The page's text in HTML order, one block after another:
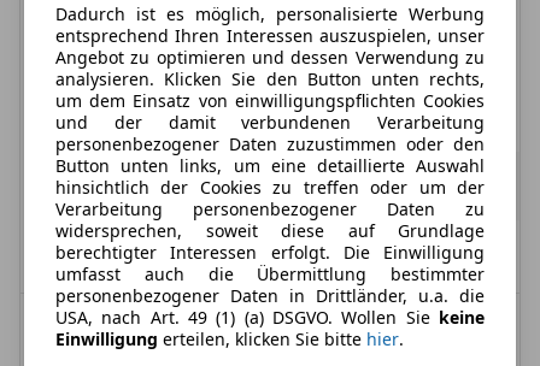
Toyota RAV 4
2.5 Hybrid 4x4 Teamplayer Neues Modell 2026
Treibstoff
Mild-/Vollhybrid (Benzin)
Leistung
194 PS
Zustand
Neu
ab484,00 € 406,72 € exkl. MwSt.
48 Monate| 10.000 km / Jahr(anpassbar)
vsl. Januar 2027 Inklusive: Zulassung
Kombinierter Kraftstoffverbrauch: 5,3 l/100 km;
Kombinierte CO2-Emission: 121,0 g/km; CO2-Klasse: D
Dadurch ist es möglich, personalisierte Werbung
entsprechend Ihren Interessen auszuspielen, unser
Angebot zu optimieren und dessen Verwendung zu
analysieren. Klicken Sie den Button unten rechts,
um dem Einsatz von einwilligungspflichten Cookies
und der damit verbundenen Verarbeitung
personenbezogener Daten zuzustimmen oder den
Button unten links, um eine detaillierte Auswahl
hinsichtlich der Cookies zu treffen oder um der
Verarbeitung personenbezogener Daten zu
widersprechen, soweit diese auf Grundlage
berechtigter Interessen erfolgt. Die Einwilligung
umfasst auch die Übermittlung bestimmter
personenbezogener Daten in Drittländer, u.a. die
USA, nach Art. 49 (1) (a) DSGVO. Wollen Sie keine
Einwilligung erteilen, klicken Sie bitte hier.